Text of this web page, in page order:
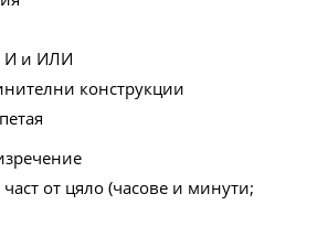
И и ИЛИ
конструкции
от цяло (часове и минути;